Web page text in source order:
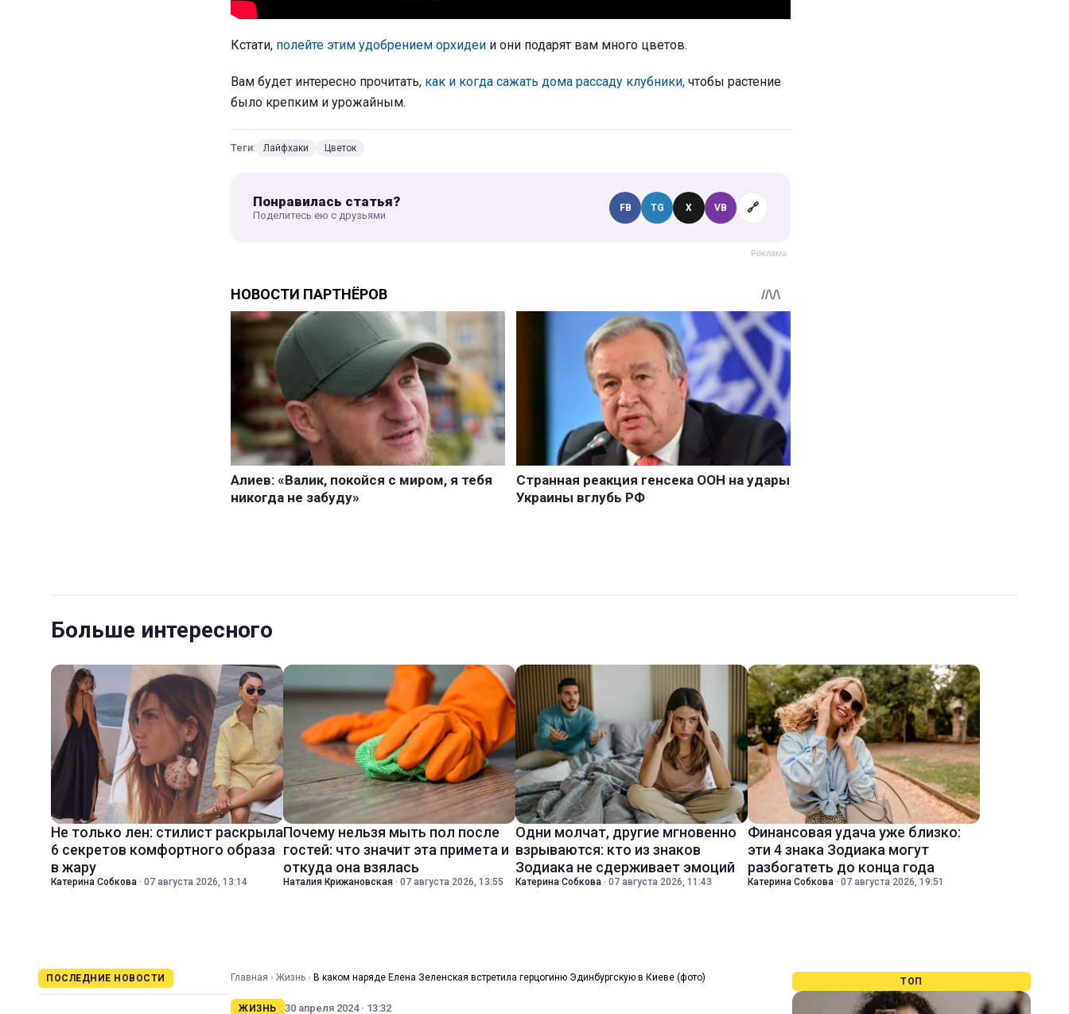
Кстати, полейте этим удобрением орхидеи и они подарят вам много цветов.
Вам будет интересно прочитать, как и когда сажать дома рассаду клубники, чтобы растение
было крепким и урожайным.
Теги: Лайфхаки Цветок
Понравилась статья?
Поделитесь ею с друзьями
FB TG X VB 🔗
Больше интересного
Не только лен: стилист раскрыла
6 секретов комфортного образа
в жару
Катерина Собкова · 07 августа 2026, 13:14
Почему нельзя мыть пол после
гостей: что значит эта примета и
откуда она взялась
Наталия Крижановская · 07 августа 2026, 13:55
Одни молчат, другие мгновенно
взрываются: кто из знаков
Зодиака не сдерживает эмоций
Катерина Собкова · 07 августа 2026, 11:43
Финансовая удача уже близко:
эти 4 знака Зодиака могут
разбогатеть до конца года
Катерина Собкова · 07 августа 2026, 19:51
ПОСЛЕДНИЕ НОВОСТИ Главная › Жизнь › В каком наряде Елена Зеленская встретила герцогиню Эдинбургскую в Киеве (фото)
ЖИЗНЬ 30 апреля 2024 · 13:32
ТОП